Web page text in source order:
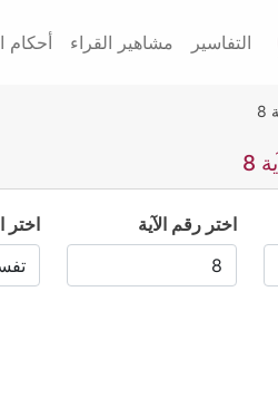
التفاسير مشاهير القراء أحكام
8
اختر رقم الآية اختر